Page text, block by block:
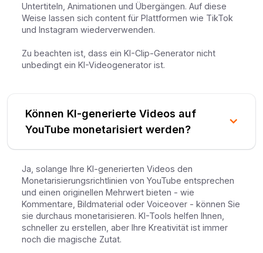
Untertiteln, Animationen und Übergängen. Auf diese
Weise lassen sich content für Plattformen wie TikTok
und Instagram wiederverwenden.
Zu beachten ist, dass ein KI-Clip-Generator nicht
unbedingt ein KI-Videogenerator ist.
Können KI-generierte Videos auf
YouTube monetarisiert werden?
Ja, solange Ihre KI-generierten Videos den
Monetarisierungsrichtlinien von YouTube entsprechen
und einen originellen Mehrwert bieten - wie
Kommentare, Bildmaterial oder Voiceover - können Sie
sie durchaus monetarisieren. KI-Tools helfen Ihnen,
schneller zu erstellen, aber Ihre Kreativität ist immer
noch die magische Zutat.